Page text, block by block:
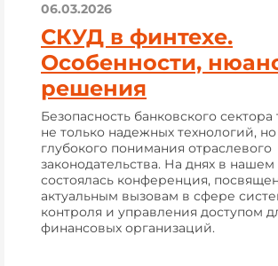
06.03.2026
СКУД в финтехе.
Особенности,
решения
Безопасность банковского сектора
не только надежных технологий,
глубокого понимания отраслевого
законодательства. На днях в
состоялась конференция,
актуальным вызовам в сфере
контроля и управления доступом
финансовых организаций.